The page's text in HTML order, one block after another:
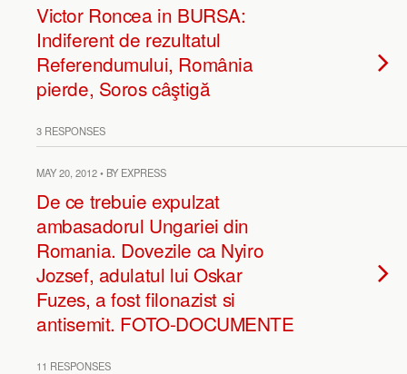
Victor Roncea in BURSA:
Indiferent de rezultatul
Referendumului, România
pierde, Soros câştigă
3 RESPONSES
MAY 20, 2012 • BY EXPRESS
De ce trebuie expulzat
ambasadorul Ungariei din
Romania. Dovezile ca Nyiro
Jozsef, adulatul lui Oskar
Fuzes, a fost filonazist si
antisemit. FOTO-DOCUMENTE
11 RESPONSES